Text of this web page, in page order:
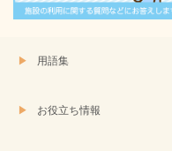
用語集
お役立ち情報